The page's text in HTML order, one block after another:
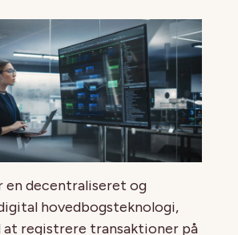
en decentraliseret og
hovedbogsteknologi,
at registrere transaktioner på